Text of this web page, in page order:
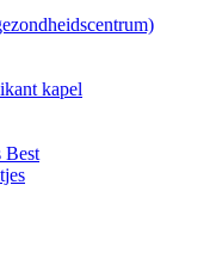
kapel
Best